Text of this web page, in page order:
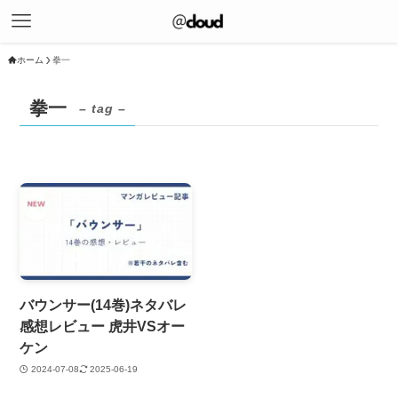
ホーム 拳一
拳一 – tag –
バウンサー(14巻)ネタバレ
感想レビュー 虎井VSオー
ケン
2024-07-08 2025-06-19